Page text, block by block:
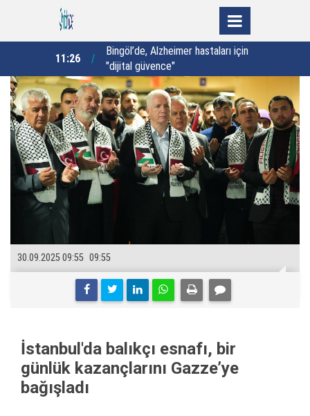
11:17
Bakan Çiftçi’den, Yeşil Vatan için
çağrı:
09:55
30.09.2025 09:55
İstanbul'da balıkçı esnafı, bir
günlük kazançlarını Gazze’ye
bağışladı